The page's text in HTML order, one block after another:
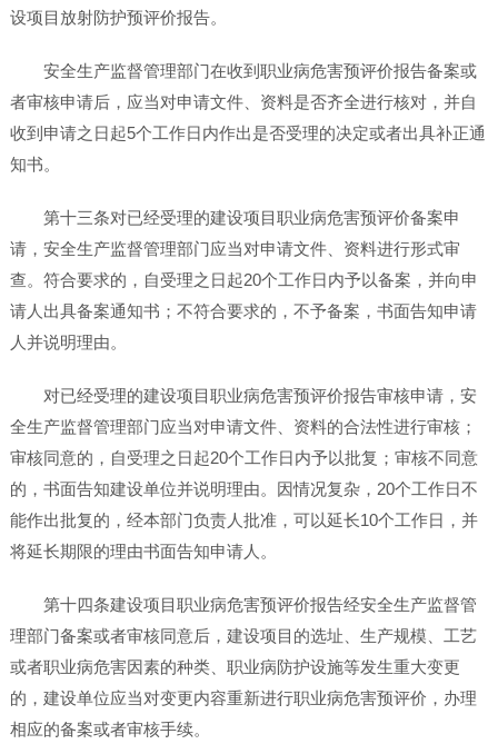
设项目放射防护预评价报告。
安全生产监督管理部门在收到职业病危害预评价报告备案或
者审核申请后，应当对申请文件、资料是否齐全进行核对，并自
收到申请之日起5个工作日内作出是否受理的决定或者出具补正通
知书。
第十三条对已经受理的建设项目职业病危害预评价备案申
请，安全生产监督管理部门应当对申请文件、资料进行形式审
查。符合要求的，自受理之日起20个工作日内予以备案，并向申
请人出具备案通知书；不符合要求的，不予备案，书面告知申请
人并说明理由。
对已经受理的建设项目职业病危害预评价报告审核申请，安
全生产监督管理部门应当对申请文件、资料的合法性进行审核；
审核同意的，自受理之日起20个工作日内予以批复；审核不同意
的，书面告知建设单位并说明理由。因情况复杂，20个工作日不
能作出批复的，经本部门负责人批准，可以延长10个工作日，并
将延长期限的理由书面告知申请人。
第十四条建设项目职业病危害预评价报告经安全生产监督管
理部门备案或者审核同意后，建设项目的选址、生产规模、工艺
或者职业病危害因素的种类、职业病防护设施等发生重大变更
的，建设单位应当对变更内容重新进行职业病危害预评价，办理
相应的备案或者审核手续。